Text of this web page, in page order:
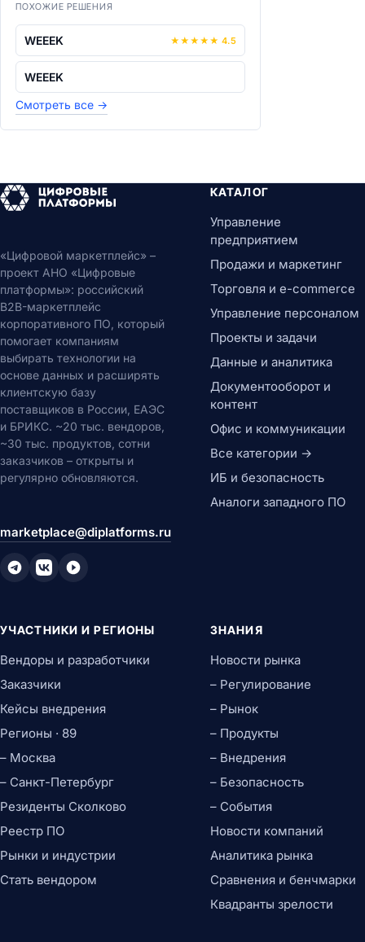
ПОХОЖИЕ РЕШЕНИЯ
WEEEK ★ ★ ★ ★ ★ 4.5
WEEEK
Смотреть все →
«Цифровой маркетплейс» –
проект АНО «Цифровые
платформы»: российский
B2B-маркетплейс
корпоративного ПО, который
помогает компаниям
выбирать технологии на
основе данных и расширять
клиентскую базу
поставщиков в России, ЕАЭС
и БРИКС. ~20 тыс. вендоров,
~30 тыс. продуктов, сотни
заказчиков – открыты и
регулярно обновляются.
marketplace@diplatforms.ru
КАТАЛОГ
Управление
предприятием
Продажи и маркетинг
Торговля и e-commerce
Управление персоналом
Проекты и задачи
Данные и аналитика
Документооборот и
контент
Офис и коммуникации
Все категории →
ИБ и безопасность
Аналоги западного ПО
УЧАСТНИКИ И РЕГИОНЫ
Вендоры и разработчики
Заказчики
Кейсы внедрения
Регионы · 89
– Москва
– Санкт-Петербург
Резиденты Сколково
Реестр ПО
Рынки и индустрии
Стать вендором
ЗНАНИЯ
Новости рынка
– Регулирование
– Рынок
– Продукты
– Внедрения
– Безопасность
– События
Новости компаний
Аналитика рынка
Сравнения и бенчмарки
Квадранты зрелости